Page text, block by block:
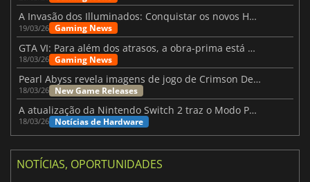
A Invasão dos Illuminados: Conquistar os novos Helldivers 2 Atualização!
19/03/26 Gaming News
GTA VI: Para além dos atrasos, a obra-prima está quase a chegar
18/03/26 Gaming News
Pearl Abyss revela imagens de jogo de Crimson Desert para a PS5
18/03/26 New Game Releases
A atualização da Nintendo Switch 2 traz o Modo Portátil aos jogos mais antigos da Switch
18/03/26 Notícias de Hardware
NOTÍCIAS, OPORTUNIDADES